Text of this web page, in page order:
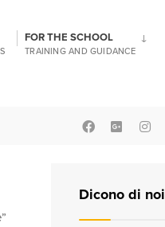
FOR THE SCHOOL
TRAINING AND GUIDANCE
Dicono di noi